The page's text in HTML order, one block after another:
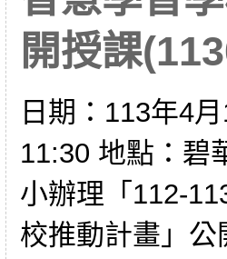
開授課
日期：113年4
11:30 地點：碧
小辦理「112-
校推動計畫」